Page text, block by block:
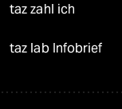
taz zahl ich
taz lab Infobrief